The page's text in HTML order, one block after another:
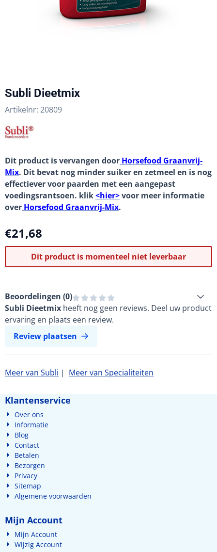
Subli Dieetmix
Artikelnr: 20809
Dit product is vervangen door Horsefood Graanvrij-
Mix. Dit bevat nog minder suiker en zetmeel en is nog
effectiever voor paarden met een aangepast
voedingsrantsoen. klik<hier>voor meer informatie
over Horsefood Graanvrij-Mix.
€21,68
Dit product is momenteel niet leverbaar
Beoordelingen (0)
Subli Dieetmix heeft nog geen reviews. Deel uw product
ervaring en plaats een review.
Review plaatsen
Meer van Subli | Meer van Specialiteiten
Klantenservice
Over ons
Informatie
Blog
Contact
Betalen
Bezorgen
Privacy
Sitemap
Algemene voorwaarden
Mijn Account
Mijn Account
Wijzig Account